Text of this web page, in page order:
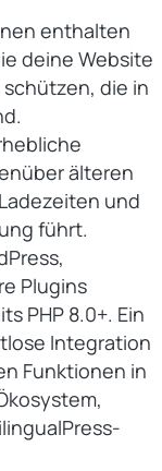
enthalten
deine Website
die in
älteren
und
führt.
Plugins
PHP 8.0+. Ein
Integration
Funktionen in